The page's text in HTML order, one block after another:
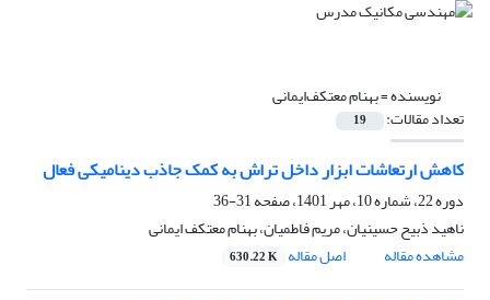
نویسنده =بهنام معتکف‌ایمانی
تعداد مقالات: 19
کاهش ارتعاشات ابزار داخل تراش به کمک جاذب دینامیکی فعال
دوره 22، شماره 10، مهر 1401، صفحه
31-36
ناهید ذبیح حسینیان، مریم فاطمیان، بهنام معتکف ایمانی
مشاهده مقاله
اصل مقاله 630.22 K